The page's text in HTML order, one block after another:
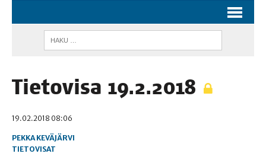
Tie­to­vi­sa 19.2.2018
19.02.2018 08:06
PEKKA KEVÄJÄRVI
TIETOVISAT